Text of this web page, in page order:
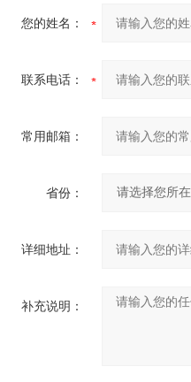
您的姓名：
联系电话：
常用邮箱：
省份：
详细地址：
补充说明：